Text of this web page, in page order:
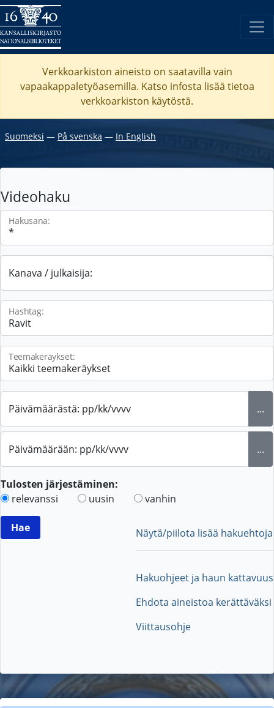
Verkkoarkiston aineisto on saatavilla vain
vapaakappaletyöasemilla. Katso infosta lisää tietoa
verkkoarkiston käytöstä.
Suomeksi ― På svenska ― In English
Videohaku
Hakusana:
Kanava / julkaisija:
Hashtag:
Teemakeräykset:
Päivämäärästä: pp/kk/vvvv ...
Päivämäärään: pp/kk/vvvv ...
Tulosten järjestäminen:
relevanssi
uusin vanhin
Näytä/piilota lisää hakuehtoja
Hakuohjeet ja haun kattavuus
Ehdota aineistoa kerättäväksi
Viittausohje